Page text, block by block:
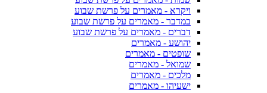
ויקרא - מאמרים על פרשת שבוע
במדבר - מאמרים על פרשת שבוע
דברים - מאמרים על פרשת שבוע
יהושע - מאמרים
שופטים - מאמרים
שמואל - מאמרים
מלכים - מאמרים
ישעיהו - מאמרים